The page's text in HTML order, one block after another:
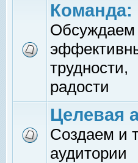
Команда:
Обсуждаем
трудности,
радости
Целевая
Создаем и
аудитории